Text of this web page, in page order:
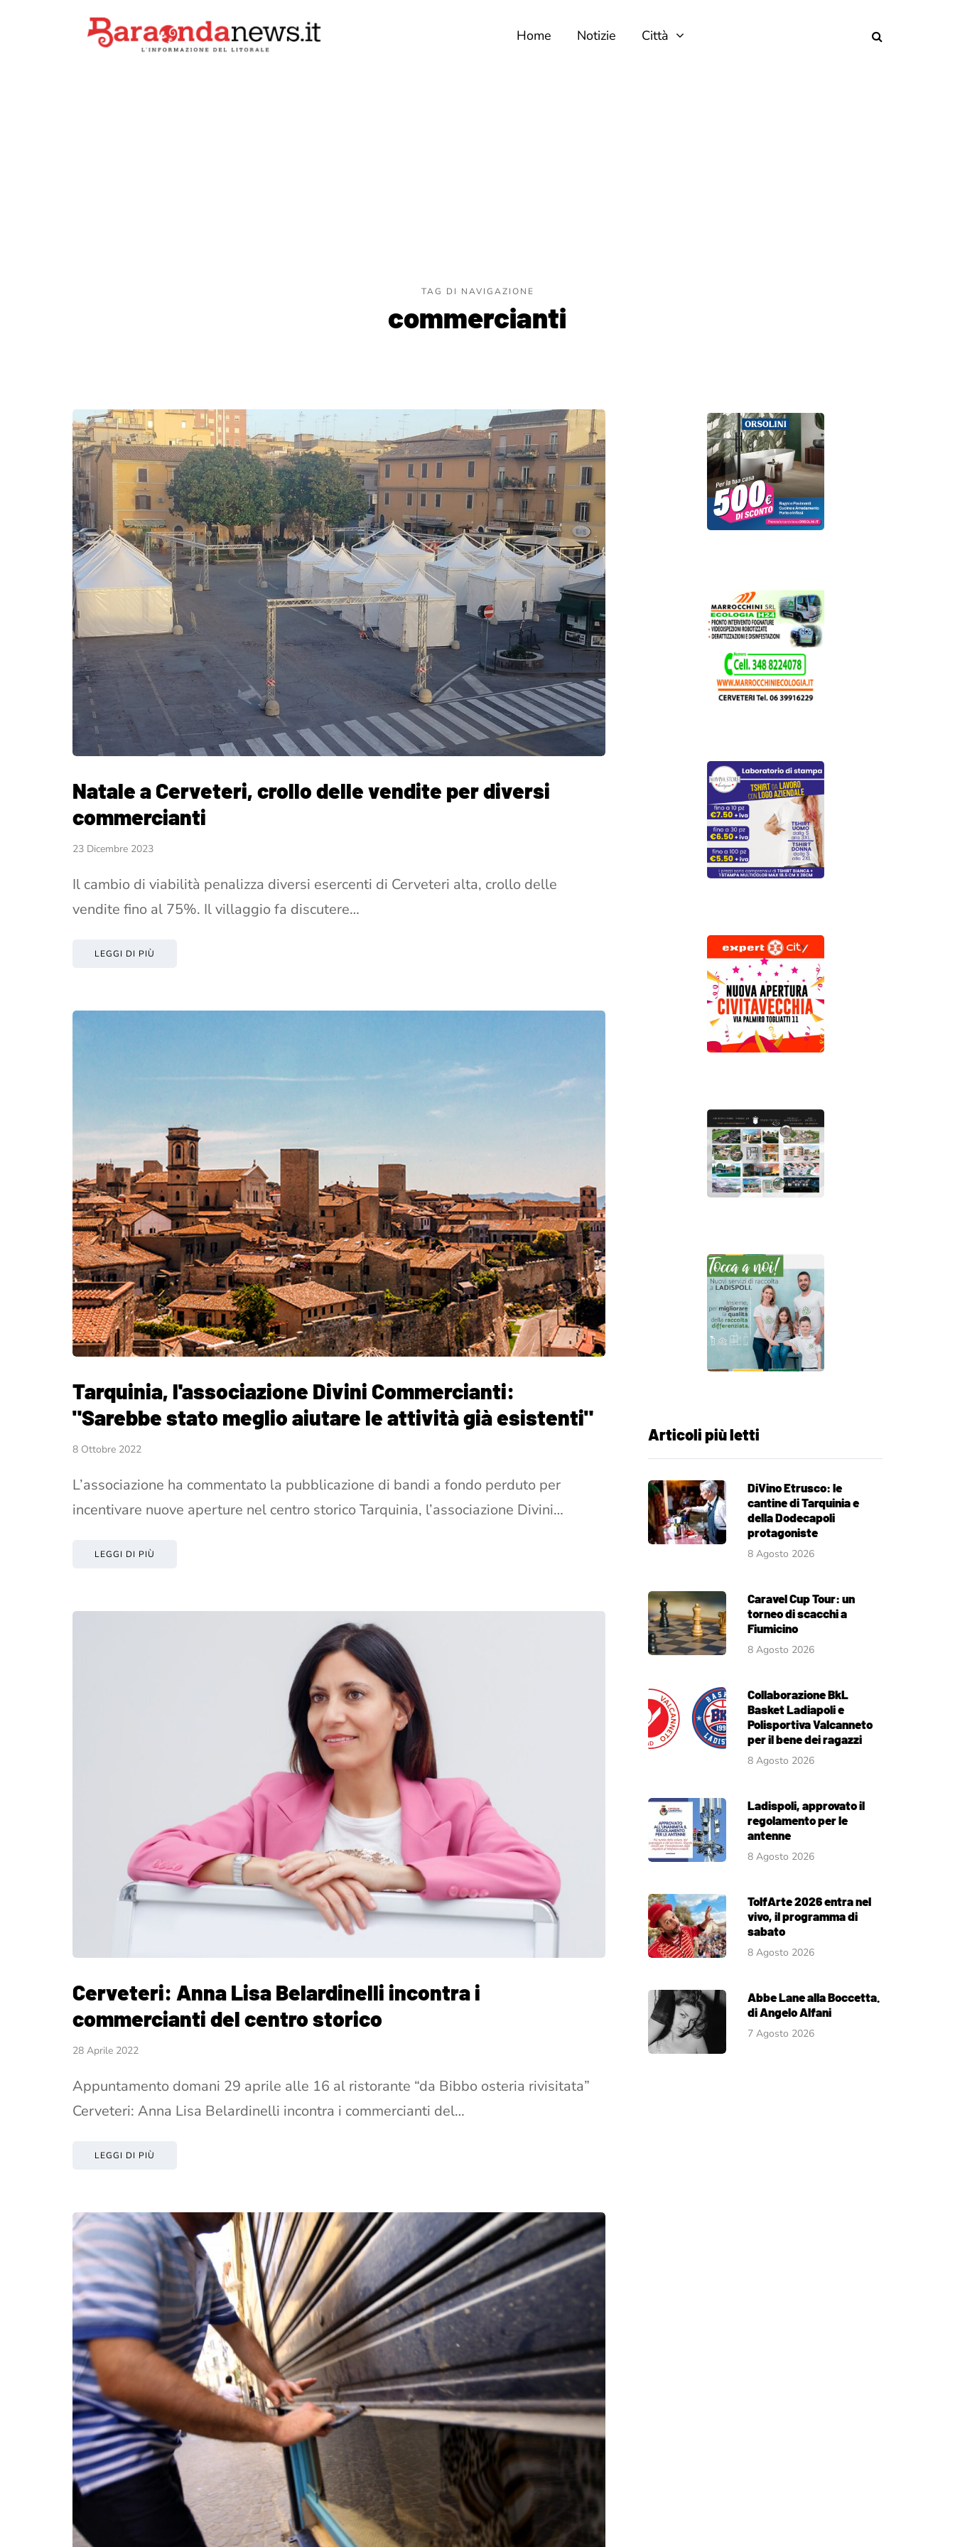
Home Notizie Città
TAG DI NAVIGAZIONE
commercianti
Natale a Cerveteri, crollo delle vendite per diversi
commercianti
23 Dicembre 2023
Il cambio di viabilità penalizza diversi esercenti di Cerveteri alta, crollo delle
vendite fino al 75%. Il villaggio fa discutere…
LEGGI DI PIÙ
Tarquinia, l'associazione Divini Commercianti:
"Sarebbe stato meglio aiutare le attività già esistenti"
8 Ottobre 2022
L’associazione ha commentato la pubblicazione di bandi a fondo perduto per
incentivare nuove aperture nel centro storico Tarquinia, l’associazione Divini…
LEGGI DI PIÙ
Cerveteri: Anna Lisa Belardinelli incontra i
commercianti del centro storico
28 Aprile 2022
Appuntamento domani 29 aprile alle 16 al ristorante “da Bibbo osteria rivisitata”
Cerveteri: Anna Lisa Belardinelli incontra i commercianti del…
LEGGI DI PIÙ
Articoli più letti
DiVino Etrusco: le
cantine di Tarquinia e
della Dodecapoli
protagoniste
8 Agosto 2026
Caravel Cup Tour: un
torneo di scacchi a
Fiumicino
8 Agosto 2026
Collaborazione BkL
Basket Ladiapoli e
Polisportiva Valcanneto
per il bene dei ragazzi
8 Agosto 2026
Ladispoli, approvato il
regolamento per le
antenne
8 Agosto 2026
TolfArte 2026 entra nel
vivo, il programma di
sabato
8 Agosto 2026
Abbe Lane alla Boccetta.
di Angelo Alfani
7 Agosto 2026